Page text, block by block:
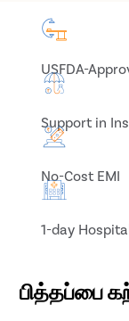
USFDA-
Support in
No-Cost EMI
1-day
பித்தப்பை